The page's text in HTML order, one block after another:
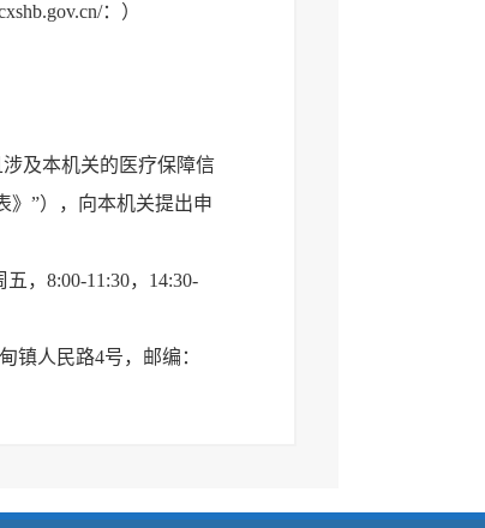
：）
及本机关的医疗保障信
》”），向本机关提出申
，8:00-11:30，14:30-
镇人民路4号，邮编：